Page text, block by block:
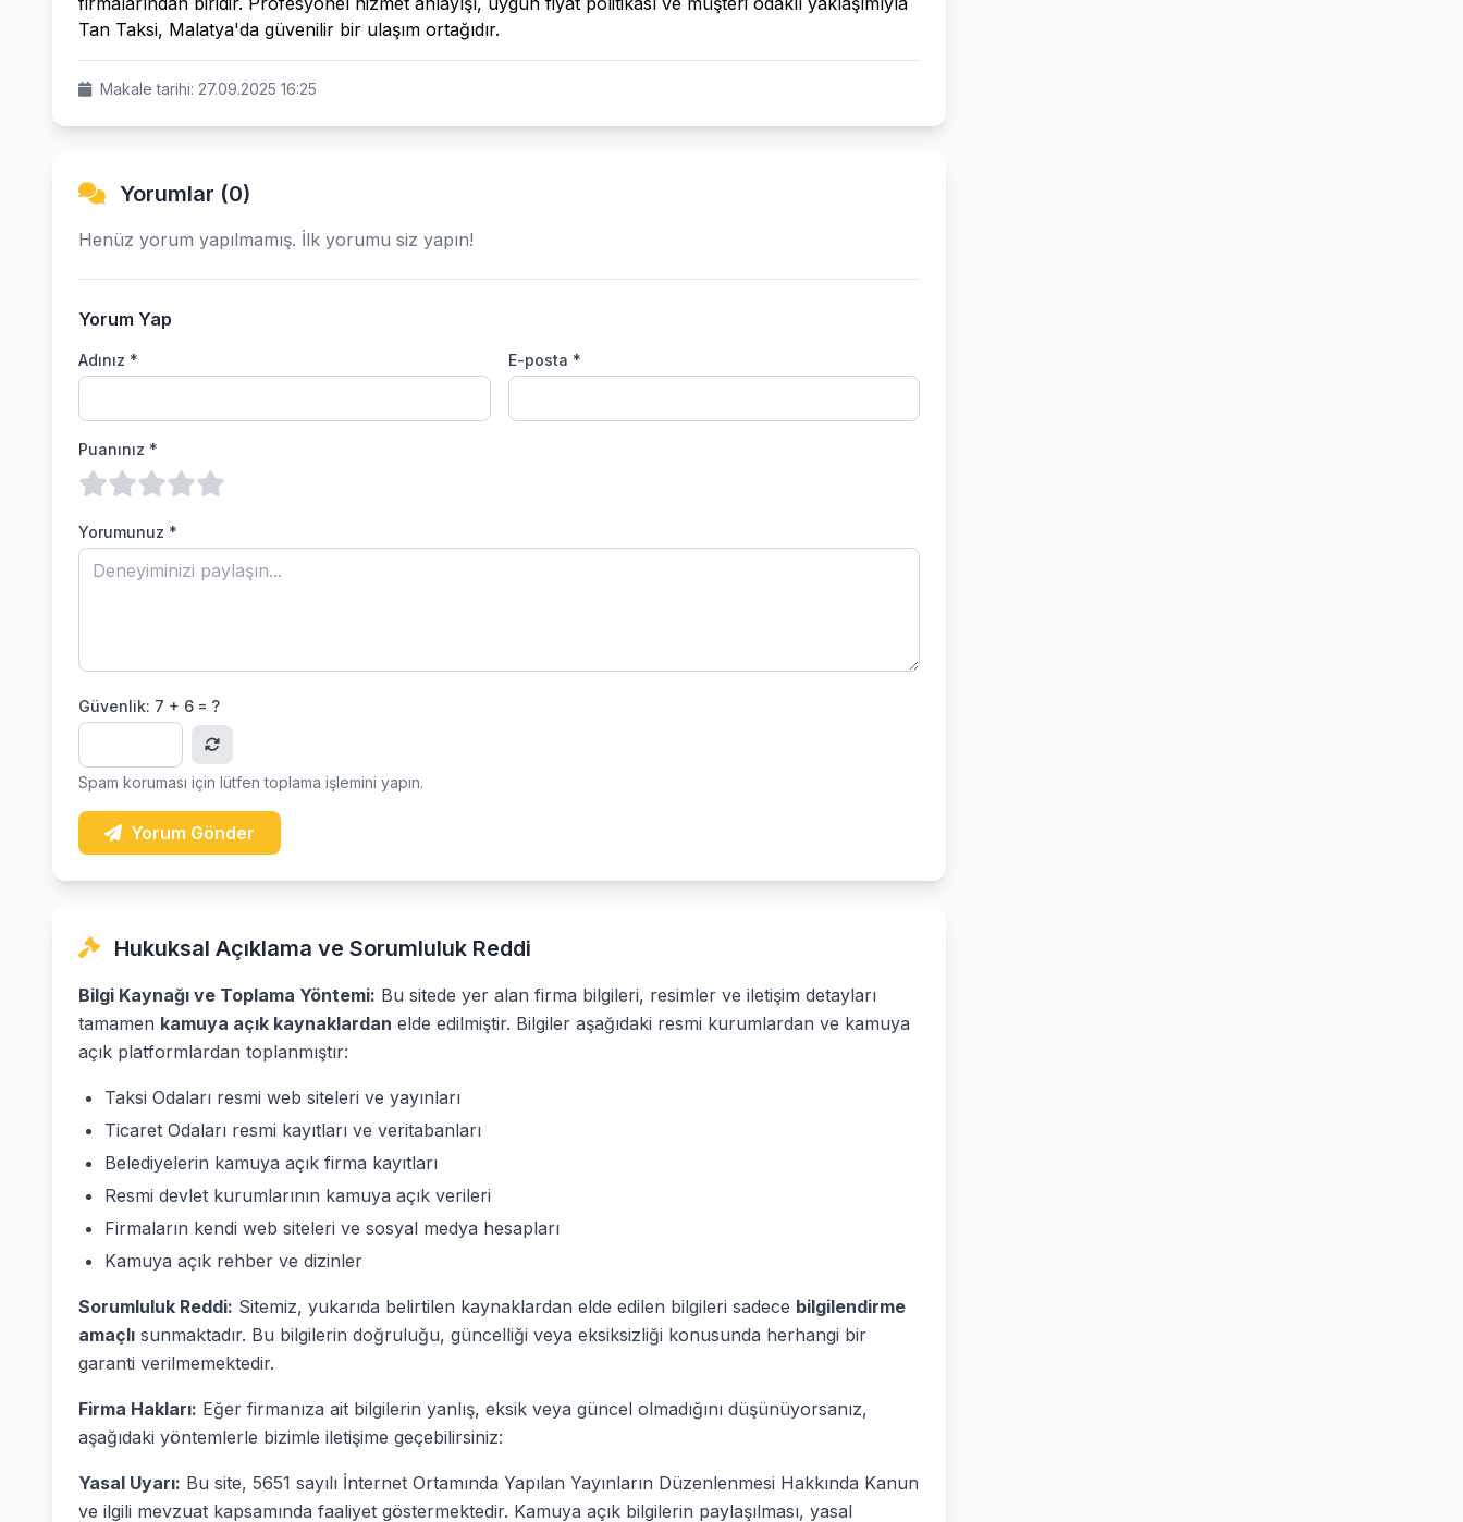
Tan Taksi, Malatya'da güvenilir bir ulaşım ortağıdır.
Makale tarihi: 27.09.2025 16:25
Yorumlar (0)
Henüz yorum yapılmamış. İlk yorumu siz yapın!
Yorum Yap
Adınız * E-posta *
Puanınız *
Yorumunuz *
Güvenlik: 7 + 6 = ?
Spam koruması için lütfen toplama işlemini yapın.
Yorum Gönder
Hukuksal Açıklama ve Sorumluluk Reddi
Bilgi Kaynağı ve Toplama Yöntemi: Bu sitede yer alan firma bilgileri, resimler ve iletişim detayları
tamamen kamuya açık kaynaklardan elde edilmiştir. Bilgiler aşağıdaki resmi kurumlardan ve kamuya
açık platformlardan toplanmıştır:
Taksi Odaları resmi web siteleri ve yayınları
Ticaret Odaları resmi kayıtları ve veritabanları
Belediyelerin kamuya açık firma kayıtları
Resmi devlet kurumlarının kamuya açık verileri
Firmaların kendi web siteleri ve sosyal medya hesapları
Kamuya açık rehber ve dizinler
Sorumluluk Reddi: Sitemiz, yukarıda belirtilen kaynaklardan elde edilen bilgileri sadece bilgilendirme
amaçlı sunmaktadır. Bu bilgilerin doğruluğu, güncelliği veya eksiksizliği konusunda herhangi bir
garanti verilmemektedir.
Firma Hakları: Eğer firmanıza ait bilgilerin yanlış, eksik veya güncel olmadığını düşünüyorsanız,
aşağıdaki yöntemlerle bizimle iletişime geçebilirsiniz:
Yasal Uyarı: Bu site, 5651 sayılı İnternet Ortamında Yapılan Yayınların Düzenlenmesi Hakkında Kanun
ve ilgili mevzuat kapsamında faaliyet göstermektedir. Kamuya açık bilgilerin paylaşılması, yasal